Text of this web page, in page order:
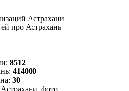
Астрахани
про Астрахань
8512
414000
30